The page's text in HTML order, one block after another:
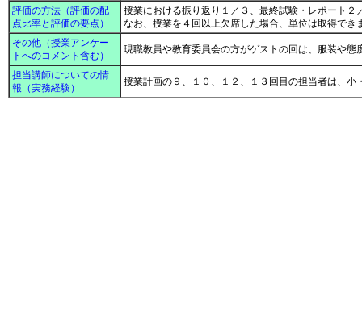
評価の方法（評価の配
点比率と評価の要点）
授業における振り返り１／３、最終試験・レポート２
なお、授業を４回以上欠席した場合、単位は取得で
その他（授業アンケー
トへのコメント含む）
現職教員や教育委員会の方がゲストの回は、服装や
担当講師についての情
報（実務経験）
授業計画の９、１０、１２、１３回目の担当者は、